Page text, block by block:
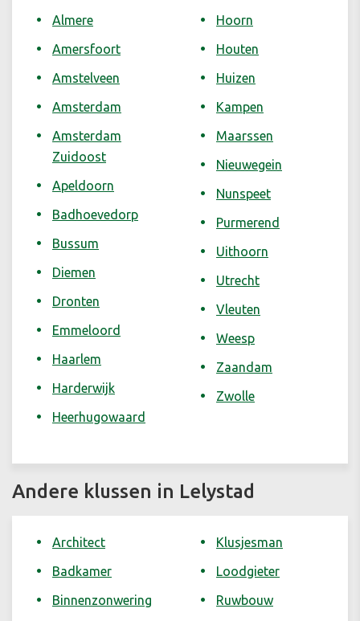
Almere
Amersfoort
Amstelveen
Amsterdam
Amsterdam
Zuidoost
Apeldoorn
Badhoevedorp
Bussum
Diemen
Dronten
Emmeloord
Haarlem
Harderwijk
Heerhugowaard
Hoorn
Houten
Huizen
Kampen
Maarssen
Nieuwegein
Nunspeet
Purmerend
Uithoorn
Utrecht
Vleuten
Weesp
Zaandam
Zwolle
Andere klussen in Lelystad
Architect
Badkamer
Binnenzonwering
Klusjesman
Loodgieter
Ruwbouw